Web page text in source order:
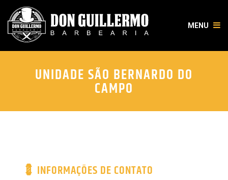
MENU
UNIDADE SÃO BERNARDO DO
CAMPO
💈 INFORMAÇÕES DE CONTATO